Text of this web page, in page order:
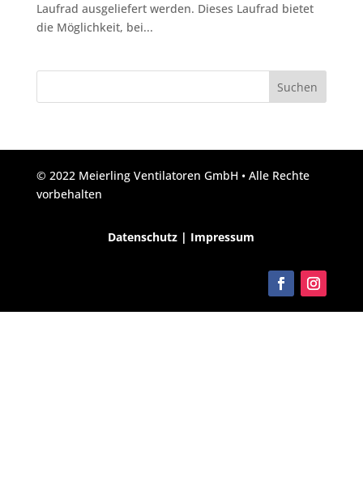
Laufrad ausgeliefert werden. Dieses Laufrad bietet
die Möglichkeit, bei...
© 2022 Meierling Ventilatoren GmbH • Alle Rechte
vorbehalten
Datenschutz | Impressum